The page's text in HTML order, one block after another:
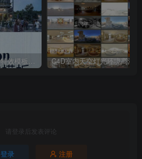
请登录后发表评论
登录 注册